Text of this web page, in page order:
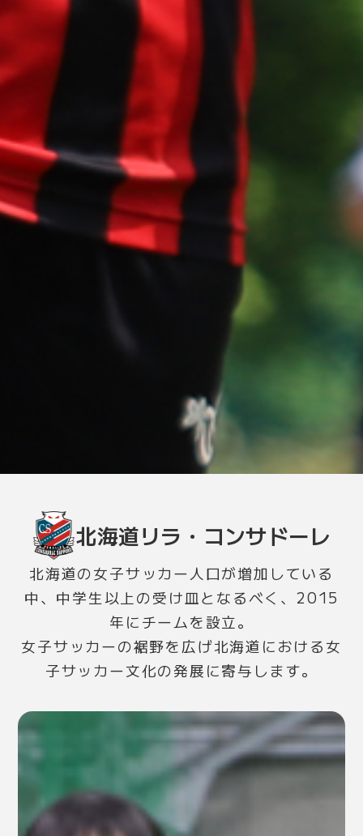
北海道リラ・コンサドーレ
北海道の女子サッカー人口が増加している
中、中学生以上の受け皿となるべく、2015
年にチームを設立。
女子サッカーの裾野を広げ北海道における女
子サッカー文化の発展に寄与します。